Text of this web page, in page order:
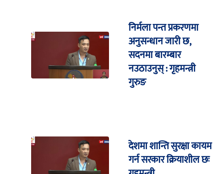
निर्मला पन्त प्रकरणमा
अनुसन्धान जारी छ,
सदनमा बारम्बार
नउठाउनुस् : गृहमन्त्री
गुरुङ
देशमा शान्ति सुरक्षा कायम
गर्न सरकार क्रियाशील छः